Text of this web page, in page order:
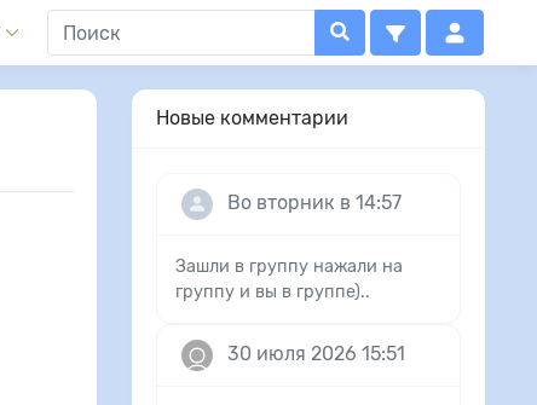
Новые комментарии
Во вторник в 14:57
Зашли в группу нажали на
группу и вы в группе)..
30 июля 2026 15:51